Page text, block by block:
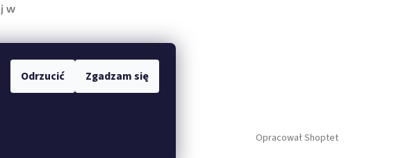
Odrzucić Zgadzam się
w
Opracował Shoptet